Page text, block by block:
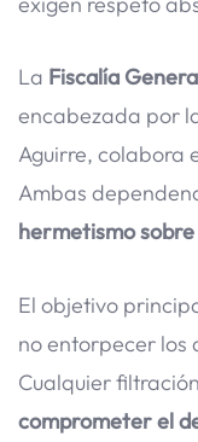
La Fiscalía
encabezada por
Aguirre, colabora
Ambas
hermetismo
El objetivo
no entorpecer los
Cualquier
comprometer el